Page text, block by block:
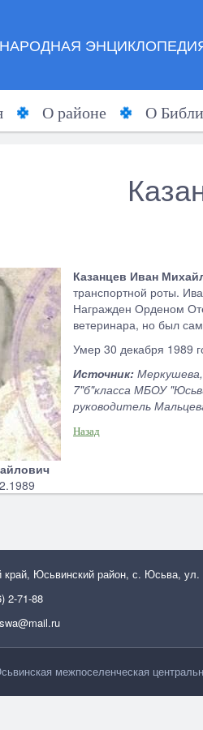
НАРОДНАЯ
О районе О
Казанцев Иван
транспортной роты.
Награжден Орденом
ветеринара, но был
Умер 30 декабря 1989
Источник:
7"б"класса МБОУ
руководитель
Назад
Юсьвинский район, с. Юсьва, ул.
2-71-88
межпоселенческая